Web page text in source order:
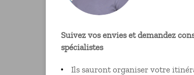
Suivez vos envies et demandez
spécialistes
Ils sauront organiser votre